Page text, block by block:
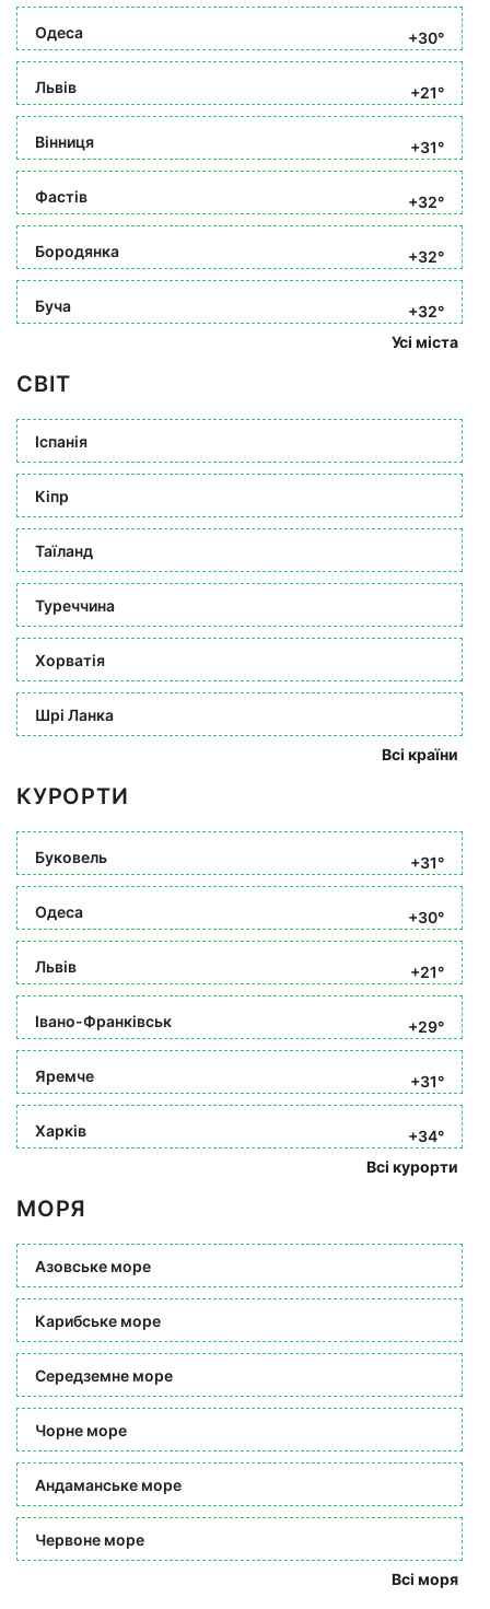
Одеса +30°
Львів +21°
Вінниця +31°
Фастів +32°
Бородянка +32°
Буча
+32°
Усі міста
СВІТ
Іспанія
Кіпр
Таїланд
Туреччина
Хорватія
Шрі Ланка
Всі країни
КУРОРТИ
Буковель +31°
Одеса +30°
Львів +21°
Івано-Франківськ +29°
Яремче +31°
Харків
+34°
Всі курорти
МОРЯ
Азовське море
Карибське море
Середземне море
Чорне море
Андаманське море
Червоне море
Всі моря